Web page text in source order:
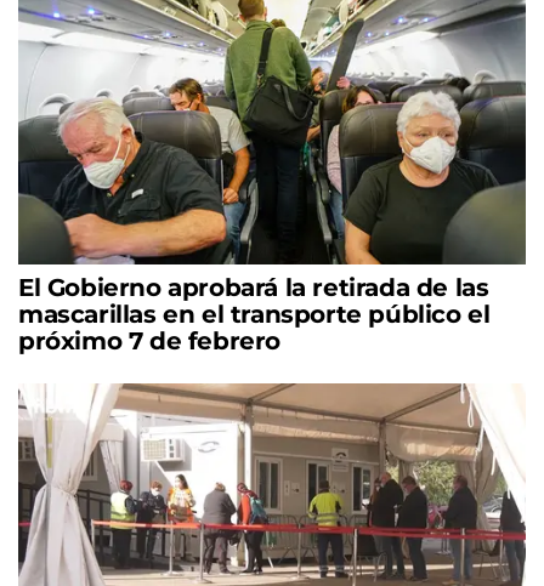
El Gobierno aprobará la retirada de las
mascarillas en el transporte público el
próximo 7 de febrero